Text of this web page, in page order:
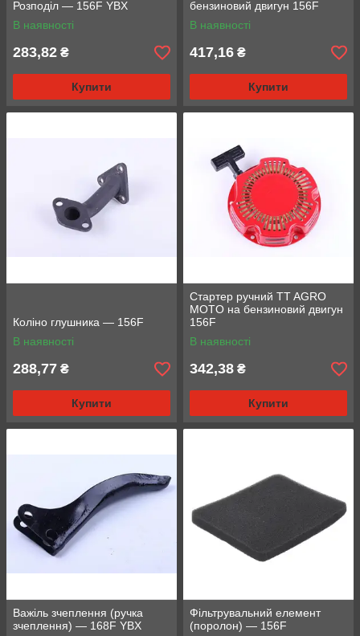
Розподіл — 156F YBX
В наявності
283,82 ₴
Купити
бензиновий двигун 156F
В наявності
417,16 ₴
Купити
Коліно глушника — 156F
В наявності
288,77 ₴
Купити
Стартер ручний TT AGRO
MOTO на бензиновий двигун
156F
В наявності
342,38 ₴
Купити
Важіль зчеплення (ручка
зчеплення) — 168F YBX
Фільтрувальний елемент
(поролон) — 156F